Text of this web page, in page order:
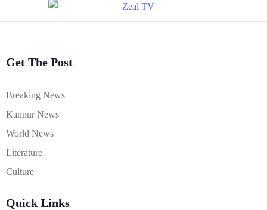
Get The Post
Breaking News
Kannur News
World News
Literature
Culture
Quick Links